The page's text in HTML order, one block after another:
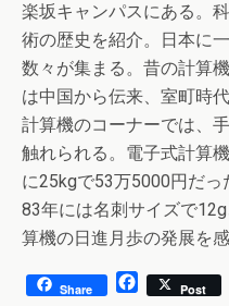
楽坂キャンパスにある。
術の歴史を紹介。日本に
数々が集まる。昔の計算
は中国から伝来、室町時
計算機のコーナーでは、
触れられる。電子式計算
に25kgで53万5000円だっ
83年には名刺サイズで
算機の日進月歩の発展を
Share
F
Post